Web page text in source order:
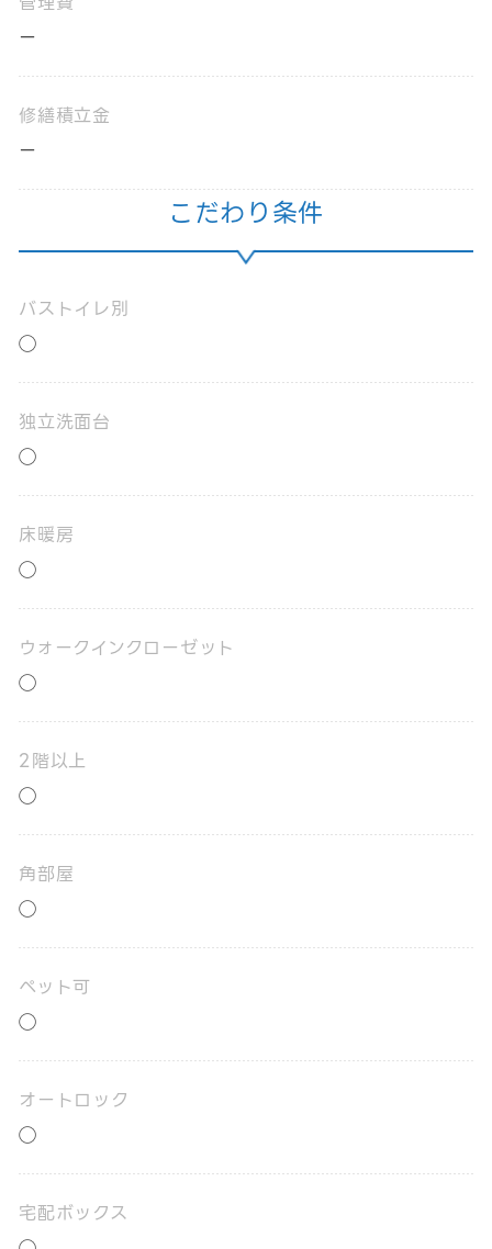
ー
修繕積立金
ー
こだわり条件
バストイレ別
◯
独立洗面台
◯
床暖房
◯
ウォークインクローゼット
◯
2階以上
◯
角部屋
◯
ペット可
◯
オートロック
◯
宅配ボックス